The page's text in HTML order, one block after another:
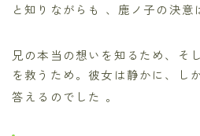
と知りながらも 、鹿ノ子の決意
兄の本当の想いを知るため、そ
を救うため。彼女は静かに、し
答えるのでした 。